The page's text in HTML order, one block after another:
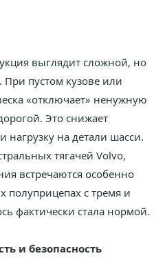
выглядит сложной, но
пустом кузове или
«отключает» ненужную
Это снижает
на детали шасси.
тягачей Volvo,
встречаются особенно
полуприцепах с тремя и
фактически стала нормой.
и безопасность